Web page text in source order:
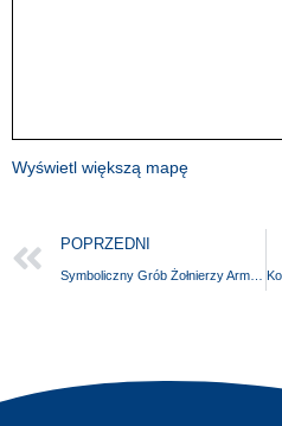
Wyświetl większą mapę
POPRZEDNI